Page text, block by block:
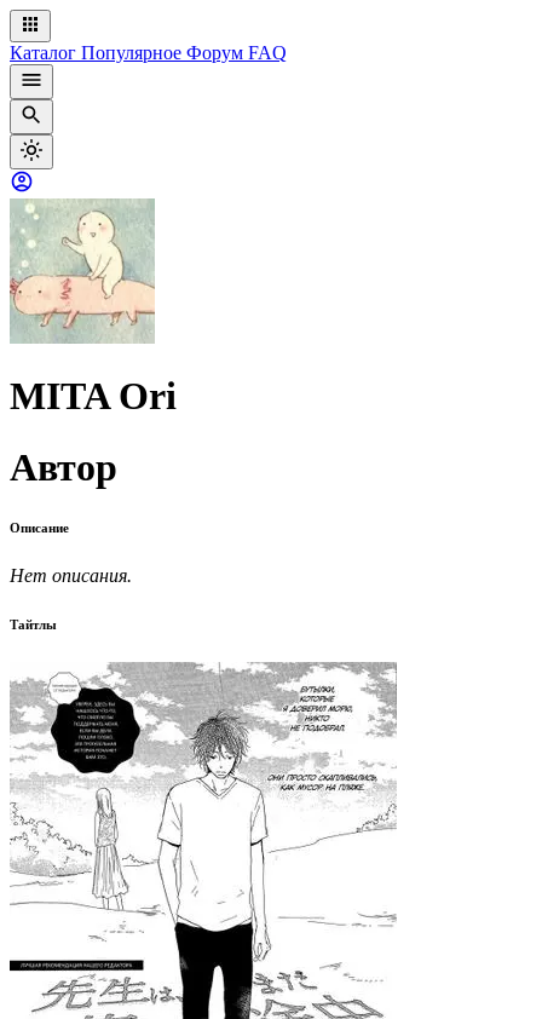
Каталог Популярное Форум FAQ
MITA Ori
Автор
Описание
Нет описания.
Тайтлы